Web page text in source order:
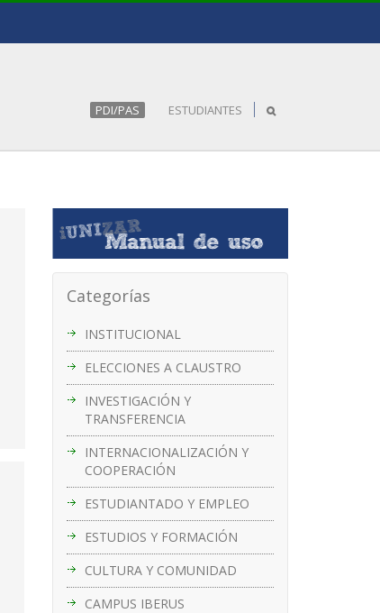
PDI/PAS ESTUDIANTES
Categorías
INSTITUCIONAL
ELECCIONES A CLAUSTRO
INVESTIGACIÓN Y
TRANSFERENCIA
INTERNACIONALIZACIÓN Y
COOPERACIÓN
ESTUDIANTADO Y EMPLEO
ESTUDIOS Y FORMACIÓN
CULTURA Y COMUNIDAD
CAMPUS IBERUS